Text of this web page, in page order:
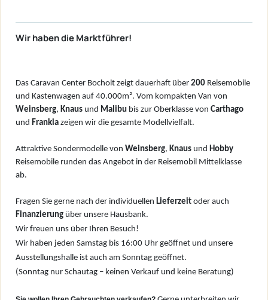
Wir haben die Marktführer!
Das Caravan Center Bocholt zeigt dauerhaft über 200 Reisemobile
und Kastenwagen auf 40.000m². Vom kompakten Van von
Weinsberg, Knaus und Malibu bis zur Oberklasse von Carthago
und Frankia zeigen wir die gesamte Modellvielfalt.
Attraktive Sondermodelle von Weinsberg, Knaus und Hobby
Reisemobile runden das Angebot in der Reisemobil Mittelklasse
ab.
Fragen Sie gerne nach der individuellen Lieferzeit oder auch
Finanzierung über unsere Hausbank.
Wir freuen uns über Ihren Besuch!
Wir haben jeden Samstag bis 16:00 Uhr geöffnet und unsere
Ausstellungshalle ist auch am Sonntag geöffnet.
(Sonntag nur Schautag – keinen Verkauf und keine Beratung)